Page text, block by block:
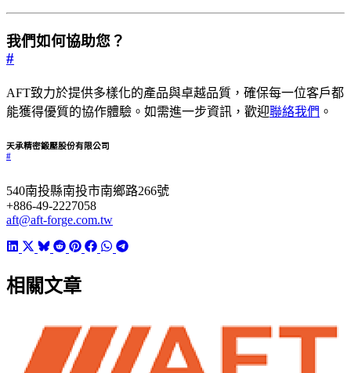
我們如何協助您？
#
AFT致力於提供多樣化的產品與卓越品質，確保每一位客戶都
能獲得優質的協作體驗。如需進一步資訊，歡迎聯絡我們 。
天承精密鍛壓股份有限公司
#
540南投縣南投市南鄉路266號
+886-49-2227058
aft@aft-forge.com.tw
相關文章